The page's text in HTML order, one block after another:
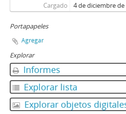
Cargado 4 de diciembre de
Portapapeles
Agregar
Explorar
Informes
Explorar lista
Explorar objetos